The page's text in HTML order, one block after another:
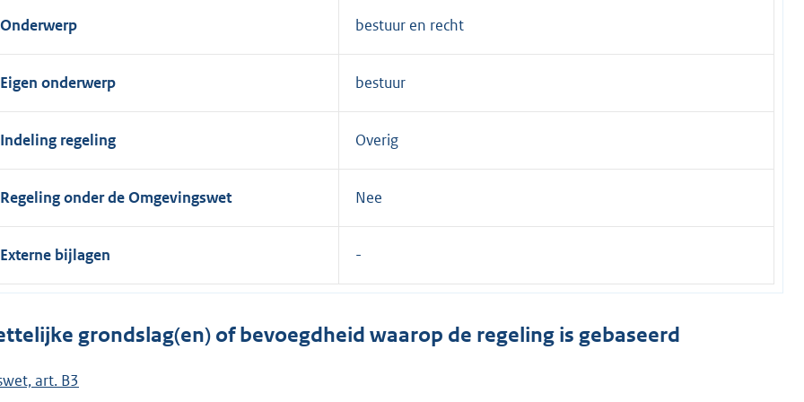
Onderwerp bestuur en recht
Eigen onderwerp bestuur
Indeling regeling Overig
Regeling onder de Omgevingswet Nee
Externe bijlagen
grondslag(en) of bevoegdheid waarop de regeling is gebaseerd
art. B3